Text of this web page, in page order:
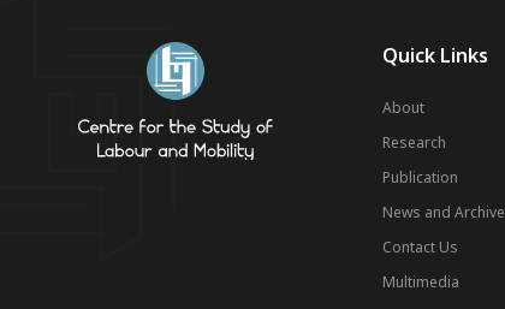
Quick Links
About
Research
Publication
News and Archive
Contact Us
Multimedia